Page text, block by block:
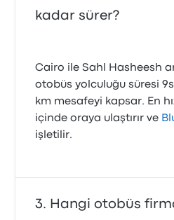
kadar sürer?
Cairo ile Sahl Hasheesh
otobüs yolculuğu süresi
km mesafeyi kapsar. En
içinde oraya ulaştırır ve
işletilir.
Hangi otobüs